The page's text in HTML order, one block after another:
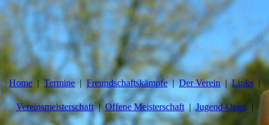
Home Termine Freundschaftskämpfe Der Verein Links
Vereinsmeisterschaft Offene Meisterschaft Jugend-Open